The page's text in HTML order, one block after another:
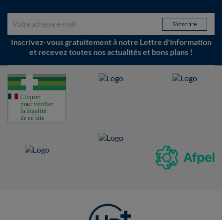
Inscrivez-vous gratuitement à notre Lettre d'information
et recevez toutes nos actualités et bons plans !